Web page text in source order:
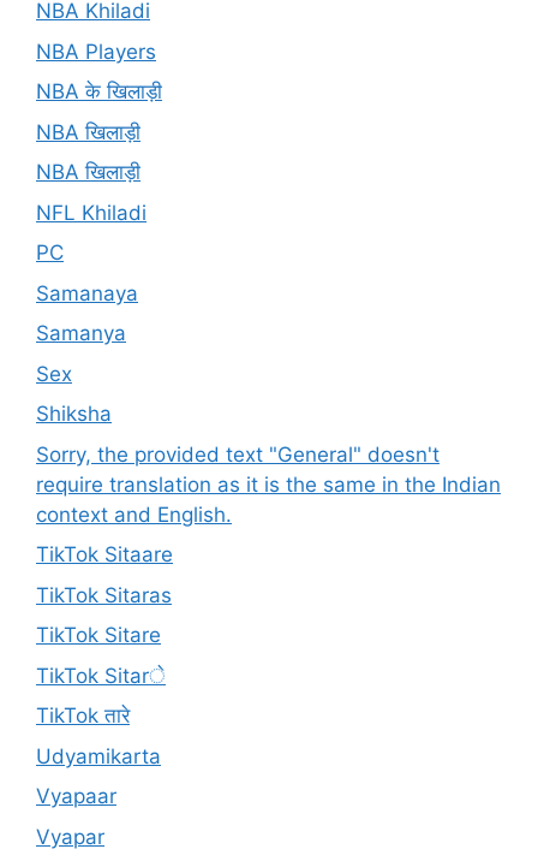
NBA Khiladi
NBA Players
NBA के खिलाड़ी
NBA खिलाड़ी
NBA खिलाड़ी
NFL Khiladi
PC
Samanaya
Samanya
Sex
Shiksha
Sorry, the provided text "General" doesn't
require translation as it is the same in the Indian
context and English.
TikTok Sitaare
TikTok Sitaras
TikTok Sitare
TikTok Sitarे
TikTok तारे
Udyamikarta
Vyapaar
Vyapar